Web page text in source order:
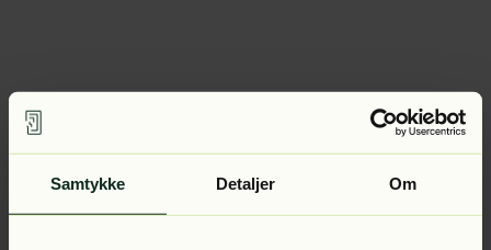
Samtykke Detaljer Om